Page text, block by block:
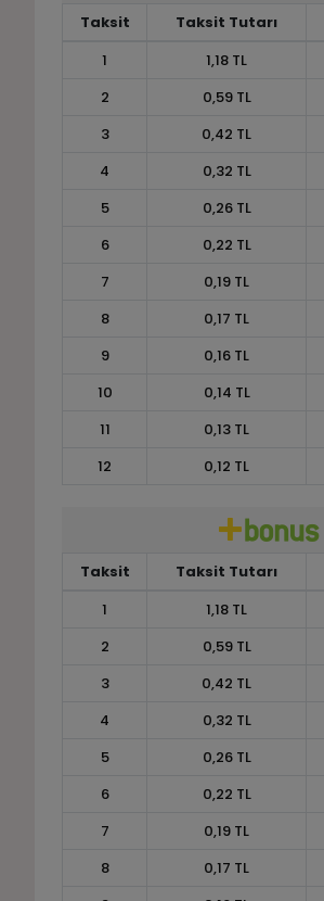
Taksit Taksit Tutarı
1
1,18 TL
2
0,59 TL
3
0,42 TL
4
0,32 TL
5
0,26 TL
6
0,22 TL
7
0,19 TL
8
0,17 TL
9
0,16 TL
10
0,14 TL
11
0,13 TL
12
0,12 TL
Taksit Taksit Tutarı
1
1,18 TL
2
0,59 TL
3
0,42 TL
4
0,32 TL
5
0,26 TL
6
0,22 TL
7
0,19 TL
8
0,17 TL